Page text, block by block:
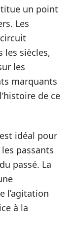
un point
Les
les siècles,
les
marquants
de ce
idéal pour
passants
passé. La
l’agitation
à la